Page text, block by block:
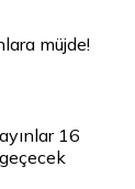
müjde!
16